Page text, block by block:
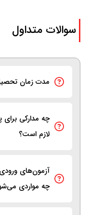
سوالات متداول
مدت زمان
چه مدارکی برای
لازم است؟
آزمون‌های
چه مواردی